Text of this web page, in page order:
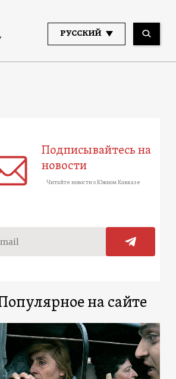
РУССКИЙ
Подписывайтесь на
новости
Читайте новости о Южном Кавказе
на сайте